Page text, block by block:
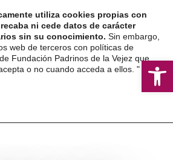
utiliza cookies propias con
ni cede datos de carácter
sin su conocimiento. Sin embargo,
web de terceros con políticas de
Fundación Padrinos de la Vejez que
o no cuando acceda a ellos. "
Más